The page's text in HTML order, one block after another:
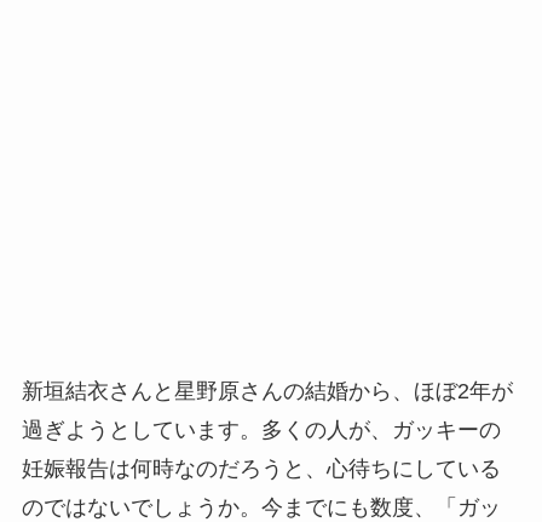
新垣結衣さんと星野原さんの結婚から、ほぼ2年が
過ぎようとしています。多くの人が、ガッキーの
妊娠報告は何時なのだろうと、心待ちにしている
のではないでしょうか。今までにも数度、「ガッ